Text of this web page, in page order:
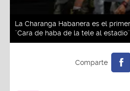
La Charanga Habanera es el
¨Cara de haba de la tele al estadio¨